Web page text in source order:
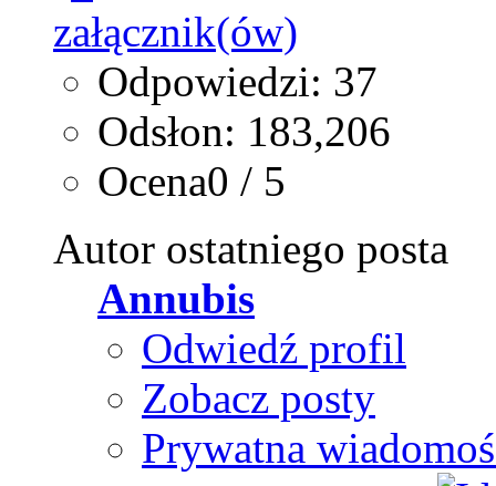
Odpowiedzi: 37
Odsłon: 183,206
Ocena0 / 5
Autor ostatniego posta
Annubis
Odwiedź profil
Zobacz posty
Prywatna